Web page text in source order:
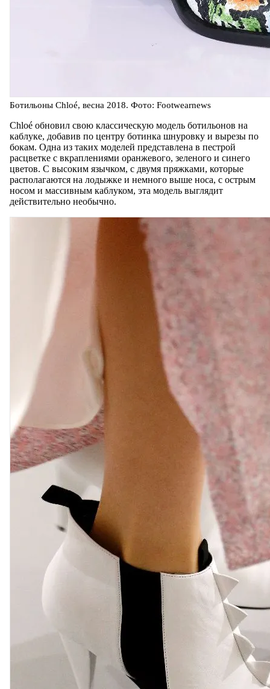
Ботильоны Chloé, весна 2018. Фото: Footwearnews
Chloé обновил свою классическую модель ботильонов на
каблуке, добавив по центру ботинка шнуровку и вырезы по
бокам. Одна из таких моделей представлена в пестрой
расцветке с вкраплениями оранжевого, зеленого и синего
цветов. С высоким язычком, с двумя пряжками, которые
располагаются на лодыжке и немного выше носа, с острым
носом и массивным каблуком, эта модель выглядит
действительно необычно.